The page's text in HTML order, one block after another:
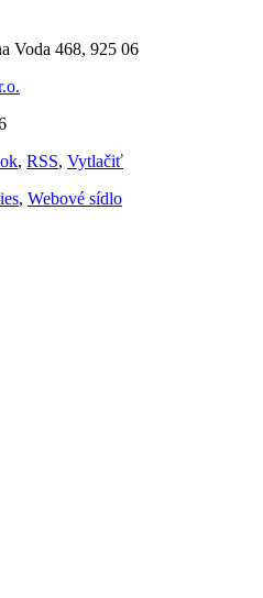
Voda 468, 925 06
, RSS, Vytlačiť
, Webové sídlo